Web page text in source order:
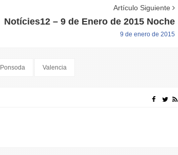
Artículo Siguiente
Notícies12 – 9 de Enero de 2015 Noche
9 de enero de 2015
Ponsoda Valencia